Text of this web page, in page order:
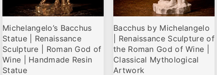
Michelangelo’s Bacchus
Statue | Renaissance
Sculpture | Roman God of
Wine | Handmade Resin
Statue
pueden
elegir
en
la
página
de
Bacchus by Michelangelo
| Renaissance Sculpture of
the Roman God of Wine |
Classical Mythological
Artwork
pueden
elegir
en
la
página
de